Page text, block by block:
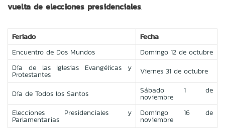
vuelta de elecciones presidenciales.
Feriado
Fecha
Encuentro de Dos Mundos
Domingo 12 de octubre
Día de las Iglesias Evangélicas y
Protestantes Viernes 31 de octubre
Día de Todos los Santos Sábado 1 de
noviembre
Elecciones Presidenciales y
Parlamentarias
Domingo 16 de
noviembre